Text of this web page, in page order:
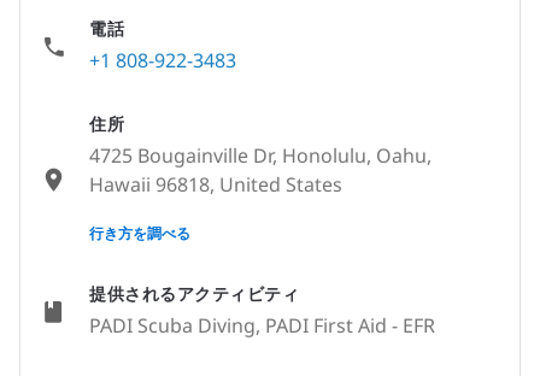
提供されるアクティビティ
PADI Scuba Diving, PADI First Aid - EFR
電話
+1 808-922-3483
住所
4725 Bougainville Dr, Honolulu, Oahu,
Hawaii 96818, United States
None
行き方を調べる